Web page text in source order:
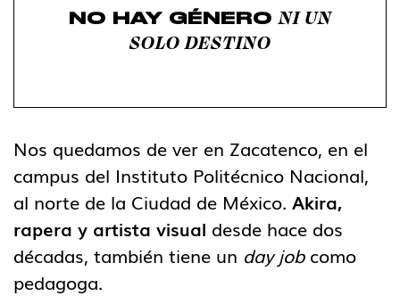
NO HAY GÉNERO NI UN
SOLO DESTINO
Nos quedamos de ver en Zacatenco, en el
campus del Instituto Politécnico Nacional,
al norte de la Ciudad de México. Akira,
rapera y artista visual desde hace dos
décadas, también tiene un day jobcomo
pedagoga.